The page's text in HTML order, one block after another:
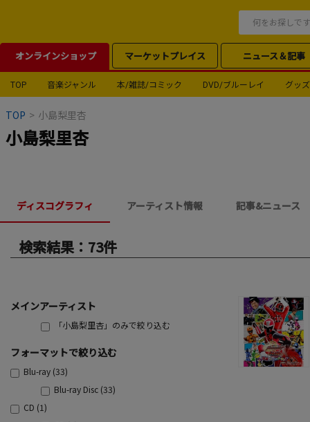
オンラインショップ マーケットプレイス ニュース＆記事
TOP 音楽ジャンル 本/雑誌/コミック DVD/ブルーレイ グッズ
TOP > 小島梨里杏
小島梨里杏
ディスコグラフィ アーティスト情報 記事&ニュース
検索結果：73件
メインアーティスト
「小島梨里杏」のみで絞り込む
フォーマットで絞り込む
Blu-ray (33)
Blu-ray Disc (33)
CD (1)